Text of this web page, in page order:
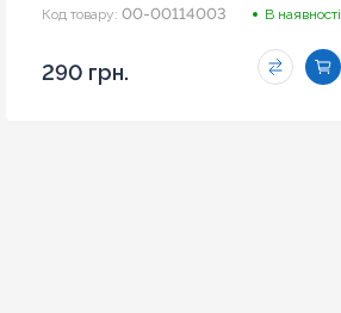
Код товару: 00-00114003 В наявності
290 грн.